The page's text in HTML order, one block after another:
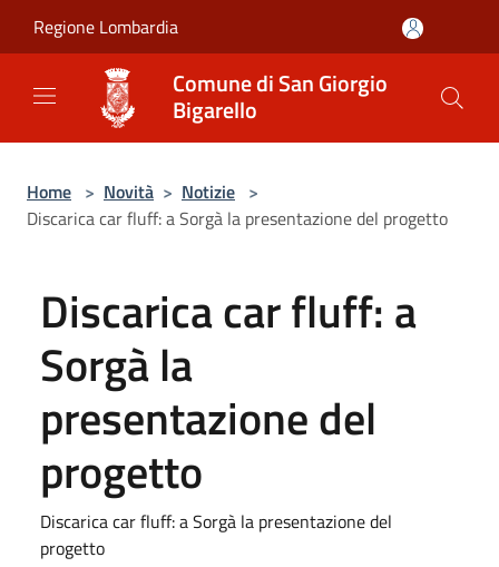
Regione Lombardia
Comune di San Giorgio
Bigarello
Home > Novità > Notizie >
Discarica car fluff: a Sorgà la presentazione del progetto
Discarica car fluff: a
Sorgà la
presentazione del
progetto
Discarica car fluff: a Sorgà la presentazione del
progetto